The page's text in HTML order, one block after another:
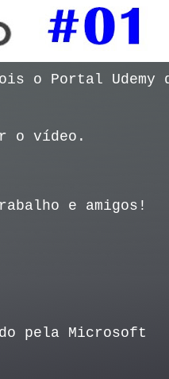
o Portal
o vídeo.
e amigos!
pela Microsoft